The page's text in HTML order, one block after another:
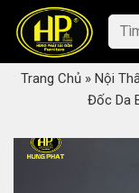
content
Tìm
kiếm:
Trang Chủ» Nội
Đốc Da